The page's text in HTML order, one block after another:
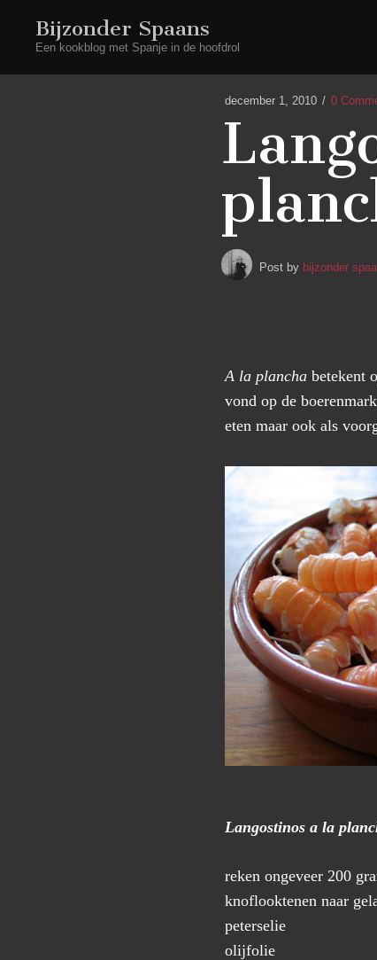
Bijzonder Spaans
Een kookblog met Spanje in de hoofdrol
december 1, 2010 0
Post by bijzonder
A la plancha betekent
vond op de
eten maar ook als
Langostinos a la
reken ongeveer 200
knoflooktenen naar
peterselie
olijfolie